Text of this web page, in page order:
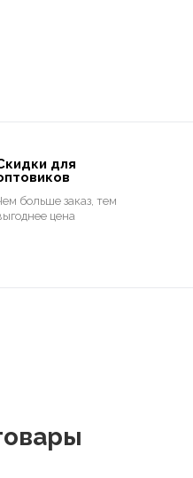
для
больше заказ, тем
цена